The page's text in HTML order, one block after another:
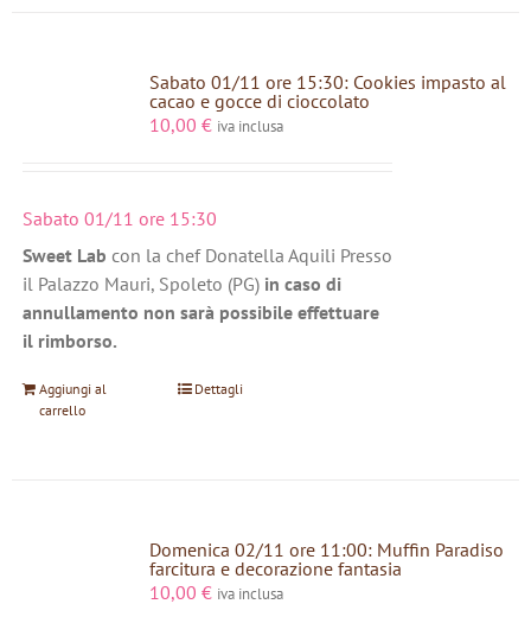
Sabato 01/11 ore 15:30: Cookies impasto al
cacao e gocce di cioccolato
10,00 € iva inclusa
Sabato 01/11 ore 15:30
Sweet Lab con la chef Donatella Aquili Presso
il Palazzo Mauri, Spoleto (PG) in caso di
annullamento non sarà possibile effettuare
il rimborso.
Aggiungi al
carrello
Dettagli
Domenica 02/11 ore 11:00: Muffin Paradiso
farcitura e decorazione fantasia
10,00 € iva inclusa